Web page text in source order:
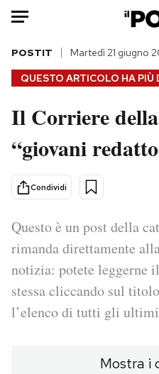
HOME
Italia
Politica
Tecnologia
Internet
Scienza
Cultura
QUESTO ARTICOLO HA PIÙ
POSTIT Martedì 21 giugno
Il Corriere
“giovani
Condividi
Questo è un post della
rimanda direttamente
notizia: potete leggerne
stessa cliccando sul
l’elenco di tutti gli
Mostra i